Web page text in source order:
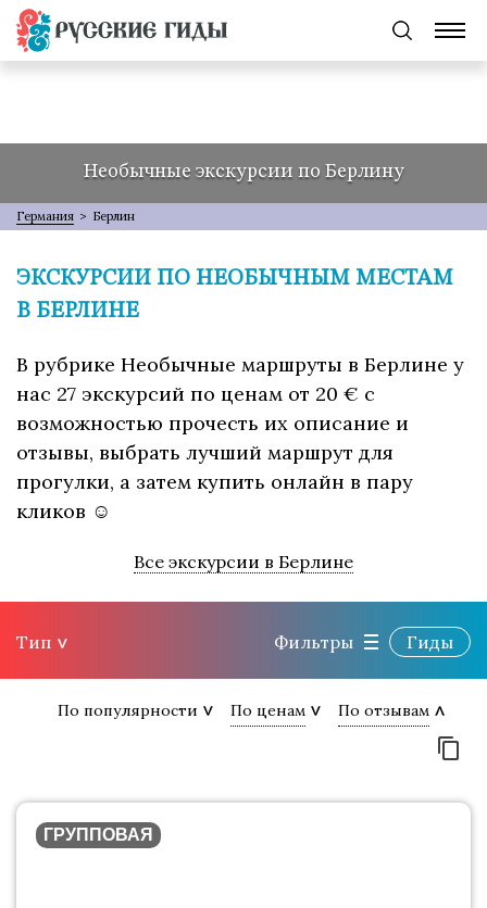
Необычные экскурсии по Берлину
Германия > Берлин
ЭКСКУРСИИ ПО НЕОБЫЧНЫМ МЕСТАМ
В БЕРЛИНЕ
В рубрике Необычные маршруты в Берлине у
нас 27 экскурсий по ценам от 20 € с
возможностью прочесть их описание и
отзывы, выбрать лучший маршрут для
прогулки, а затем купить онлайн в пару
кликов ☺
Все экскурсии в Берлине
Тип Фильтры Гиды
По популярности По ценам По отзывам
ГРУППОВАЯ